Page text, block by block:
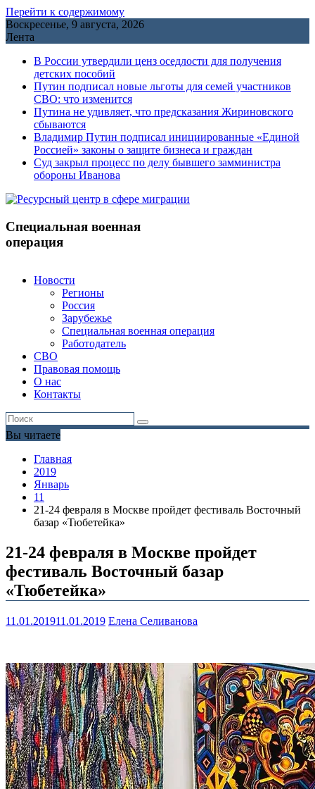
Перейти к содержимому
Воскресенье, 9 августа, 2026
Лента
В России утвердили ценз оседлости для получения
детских пособий
Путин подписал новые льготы для семей участников
СВО: что изменится
Путина не удивляет, что предсказания Жириновского
сбываются
Владимир Путин подписал инициированные «Единой
Россией» законы о защите бизнеса и граждан
Cуд закрыл процесс по делу бывшего замминистра
обороны Иванова
Специальная военная
операция
Новости
Регионы
Россия
Зарубежье
Специальная военная операция
Работодатель
СВО
Правовая помощь
О нас
Контакты
Вы читаете
Главная
2019
Январь
11
21-24 февраля в Москве пройдет фестиваль Восточный
базар «Тюбетейка»
21-24 февраля в Москве пройдет
фестиваль Восточный базар
«Тюбетейка»
11.01.201911.01.2019 Елена Селиванова